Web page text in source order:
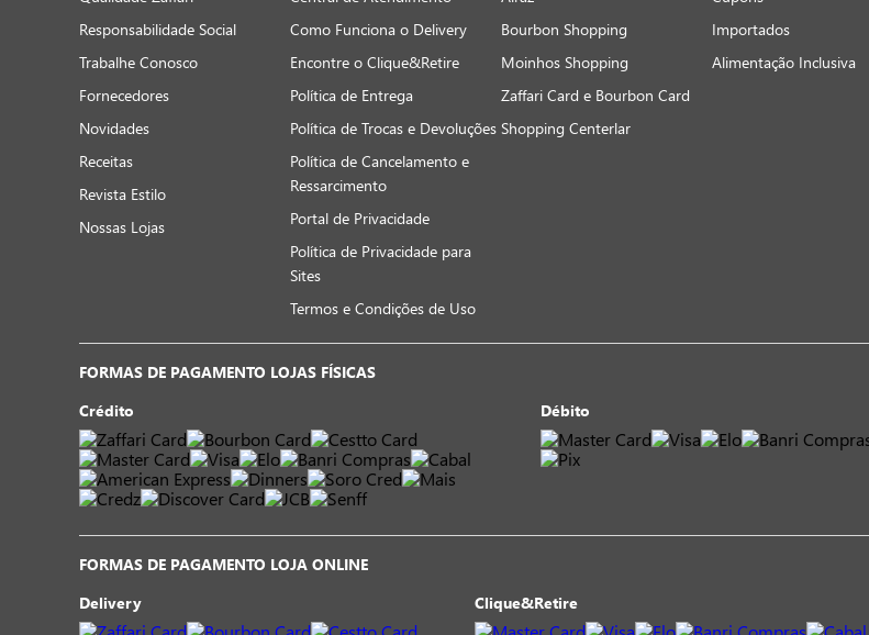
Responsabilidade Social
Trabalhe Conosco
Fornecedores
Novidades
Receitas
Revista Estilo
Nossas Lojas
Como Funciona o Delivery
Encontre o Clique&Retire
Política de Entrega
Política de Trocas e Devoluções
Política de Cancelamento e
Ressarcimento
Portal de Privacidade
Política de Privacidade para
Sites
Termos e Condições de Uso
Bourbon Shopping
Moinhos Shopping
Zaffari Card e Bourbon Card
Shopping Centerlar
Importados
Alimentação Inclusiva
FORMAS DE PAGAMENTO LOJAS FÍSICAS
Crédito
Débito
FORMAS DE PAGAMENTO LOJA ONLINE
Delivery
Clique&Retire